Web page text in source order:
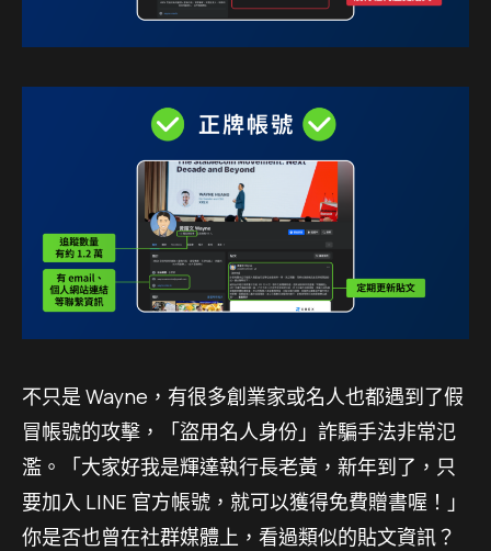
不只是 Wayne，有很多創業家或名人也都遇到了假
冒帳號的攻擊，「盜用名人身份」詐騙手法非常氾
濫。「大家好我是輝達執行長老黃，新年到了，只
要加入 LINE 官方帳號，就可以獲得免費贈書喔！」
你是否也曾在社群媒體上，看過類似的貼文資訊？